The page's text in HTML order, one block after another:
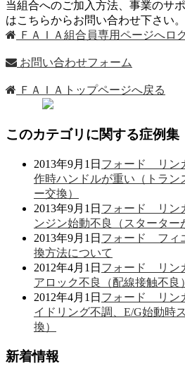
当組合へのご加入方法、事業のサ
はこちらからお問い合わせ下さ
ＦＡＩＡ組合員専用ページへロ
お問い合わせフォーム
ＦＡＩＡトップページへ戻る
このカテゴリに関する症例集
2013年9月1日 フォード リン
作時ハンドルが重い（トラン
ー交換）
2013年9月1日 フォード リン
ンジン始動不良（スターター
2013年9月1日 フォード フィ
換方法について
2012年4月1日 フォード リン
アロック不良（配線接触不良）
2012年4月1日 フォード リン
イドリング不調、E/G始動時
換）
新着情報